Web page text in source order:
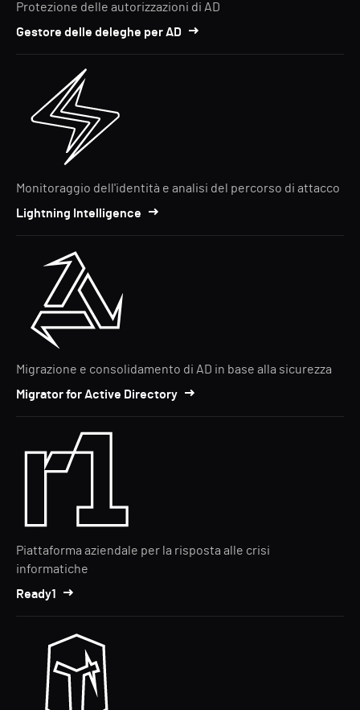
Protezione delle autorizzazioni di AD
Gestore delle deleghe per AD
Monitoraggio dell'identità e analisi del percorso di attacco
Lightning Intelligence
Migrazione e consolidamento di AD in base alla sicurezza
Migrator for Active Directory
Piattaforma aziendale per la risposta alle crisi
informatiche
Ready1